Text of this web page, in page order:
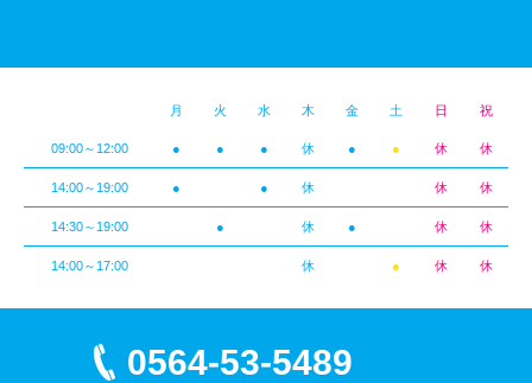
月 火 水 木 金 土 日 祝
09:00～12:00 ● ● ● 休 ● ● 休 休
14:00～19:00 ● ● 休 休 休
14:30～19:00 ● 休 ● 休 休
14:00～17:00 休 ● 休 休
0564-53-5489